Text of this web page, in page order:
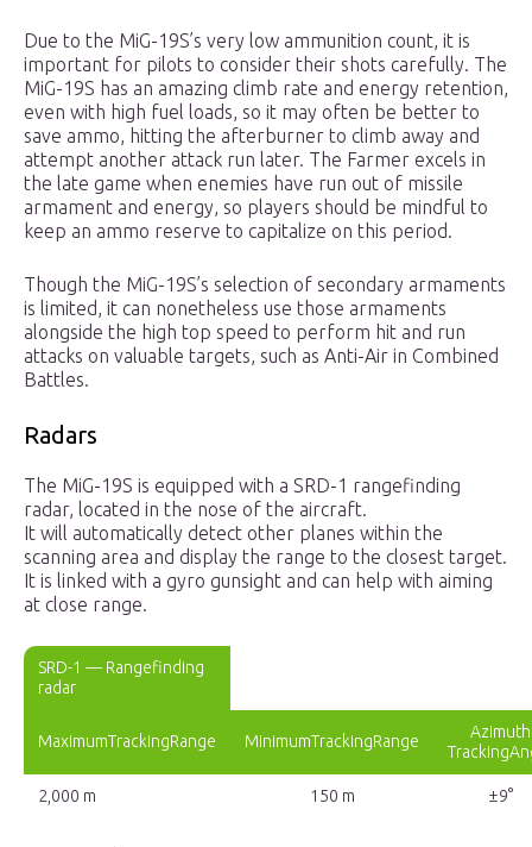
Due to the MiG-19S’s very low ammunition count, it is
important for pilots to consider their shots carefully. The
MiG-19S has an amazing climb rate and energy retention,
even with high fuel loads, so it may often be better to
save ammo, hitting the afterburner to climb away and
attempt another attack run later. The Farmer excels in
the late game when enemies have run out of missile
armament and energy, so players should be mindful to
keep an ammo reserve to capitalize on this period.
Though the MiG-19S’s selection of secondary armaments
is limited, it can nonetheless use those armaments
alongside the high top speed to perform hit and run
attacks on valuable targets, such as Anti-Air in Combined
Battles.
Radars
The MiG-19S is equipped with a SRD-1 rangefinding
radar, located in the nose of the aircraft.
It will automatically detect other planes within the
scanning area and display the range to the closest target.
It is linked with a gyro gunsight and can help with aiming
at close range.
SRD-1 — Rangefinding
radar
MaximumTrackingRange MinimumTrackingRange
Azimuth
2,000 m 150 m ±9°